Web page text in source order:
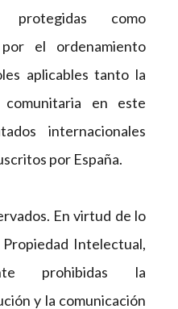
protegidas como
el ordenamiento
aplicables tanto la
en este
internacionales
por España.
En virtud de lo
Intelectual,
prohibidas la
y la comunicación